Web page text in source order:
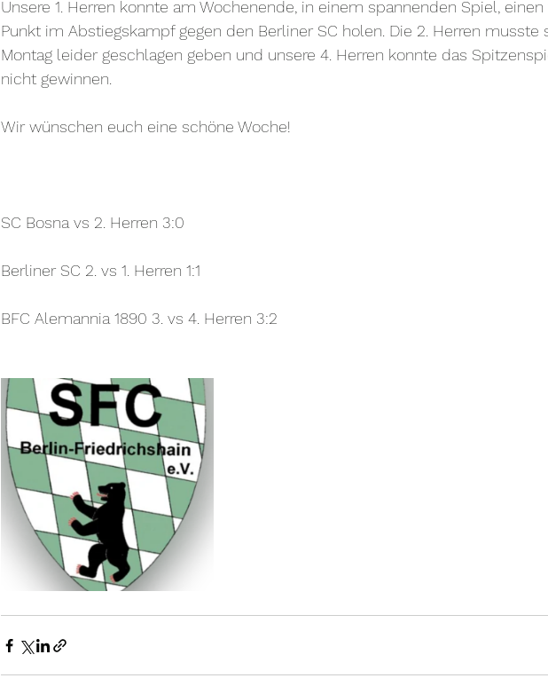
Unsere 1. Herren konnte am Wochenende, in einem spannenden Spiel,
Punkt im Abstiegskampf gegen den Berliner SC holen. Die 2. Herren musste
Montag leider geschlagen geben und unsere 4. Herren konnte das
nicht gewinnen.
Wir wünschen euch eine schöne Woche!
SC Bosna vs 2. Herren 3:0
Berliner SC 2. vs 1. Herren 1:1
BFC Alemannia 1890 3. vs 4. Herren 3:2